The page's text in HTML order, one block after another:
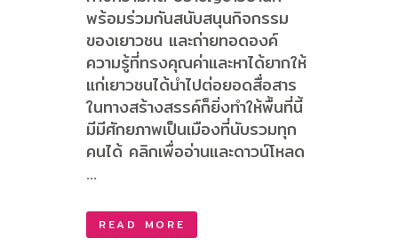
พร้อมร่วมกันสนับสนุนกิจกรรม
ของเยาวชน และถ่ายทอดองค์
ความรู้ที่ทรงคุณค่าและหาได้ยากให้
แก่เยาวชนได้นำไปต่อยอดสื่อสาร
ในทางสร้างสรรค์ก็ยิ่งทำให้พื้นที่นี้
มีมีศักยภาพเป็นเมืองที่นับรวมทุก
คนได้ คลิกเพื่ออ่านและดาวน์โหลด
...
READ MORE